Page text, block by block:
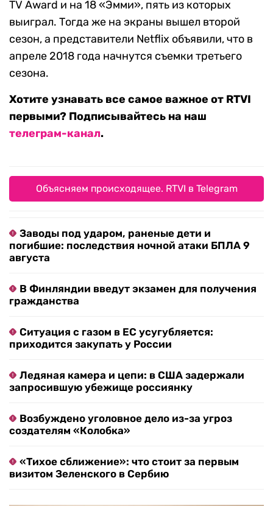
TV Award и на 18 «Эмми», пять из которых
выиграл. Тогда же на экраны вышел второй
сезон, а представители Netflix объявили, что в
апреле 2018 года начнутся съемки третьего
сезона.
Хотите узнавать все самое важное от RTVI
первыми? Подписывайтесь на наш
телеграм-канал.
Объясняем происходящее. RTVI в Telegram
Заводы под ударом, раненые дети и
погибшие: последствия ночной атаки БПЛА 9
августа
В Финляндии введут экзамен для получения
гражданства
Ситуация с газом в ЕС усугубляется:
приходится закупать у России
Ледяная камера и цепи: в США задержали
запросившую убежище россиянку
Возбуждено уголовное дело из-за угроз
создателям «Колобка»
«Тихое сближение»: что стоит за первым
визитом Зеленского в Сербию